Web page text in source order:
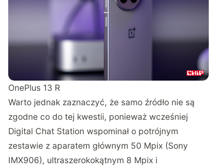
OnePlus 13 R
Warto jednak zaznaczyć, że samo źródło nie są
zgodne co do tej kwestii, ponieważ wcześniej
Digital Chat Station wspominał o potrójnym
zestawie z aparatem głównym 50 Mpix (Sony
IMX906), ultraszerokokątnym 8 Mpix i